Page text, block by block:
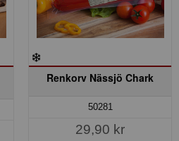
Renkorv Nässjö Chark
50281
29,90 kr